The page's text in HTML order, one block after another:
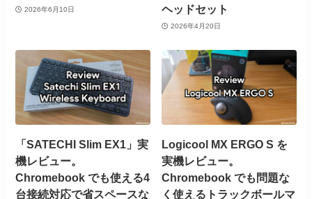
2026年6月10日
ヘッドセット
2026年4月20日
「SATECHI Slim EX1」実
機レビュー。
Chromebook でも使える4
台接続対応で省スペースな
Logicool MX ERGO S を
実機レビュー。
Chromebook でも問題な
く使えるトラックボールマ